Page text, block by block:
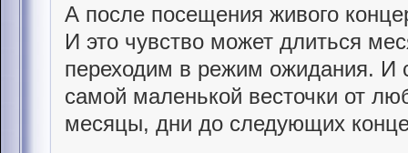
А после посещения живого
И это чувство может длиться
переходим в режим ожидания.
самой маленькой весточки от
месяцы, дни до следующих